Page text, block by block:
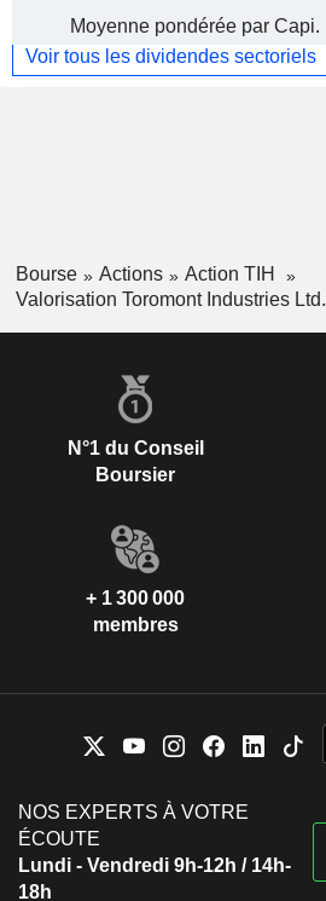
Moyenne pondérée par Capi.
Voir tous les dividendes sectoriels
Bourse Actions
Action TIH
Valorisation Toromont Industries Ltd.
N°1 du Conseil
Boursier
+ 1 300 000
membres
NOS EXPERTS À VOTRE
ÉCOUTE
Lundi - Vendredi 9h-12h / 14h-
18h